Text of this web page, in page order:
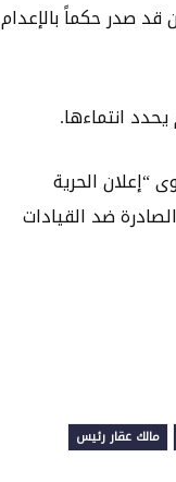
صدر حكماً بالإعدام
انتماءها.
“إعلان الحرية
ضد القيادات
مالك عقار رئيس